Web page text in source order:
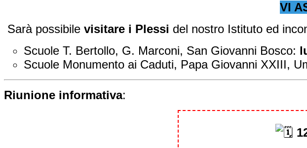
VI
Sarà possibile visitare i Plessi del nostro Istituto ed
Scuole T. Bertollo, G. Marconi, San Giovanni Bosco:
Scuole Monumento ai Caduti, Papa Giovanni XXIII,
Riunione informativa: